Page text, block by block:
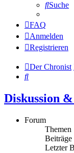
Suche
FAQ
Anmelden
Registrieren
Der Chronist
Suche
Diskussion
Forum
Themen
Beiträge
Letzter